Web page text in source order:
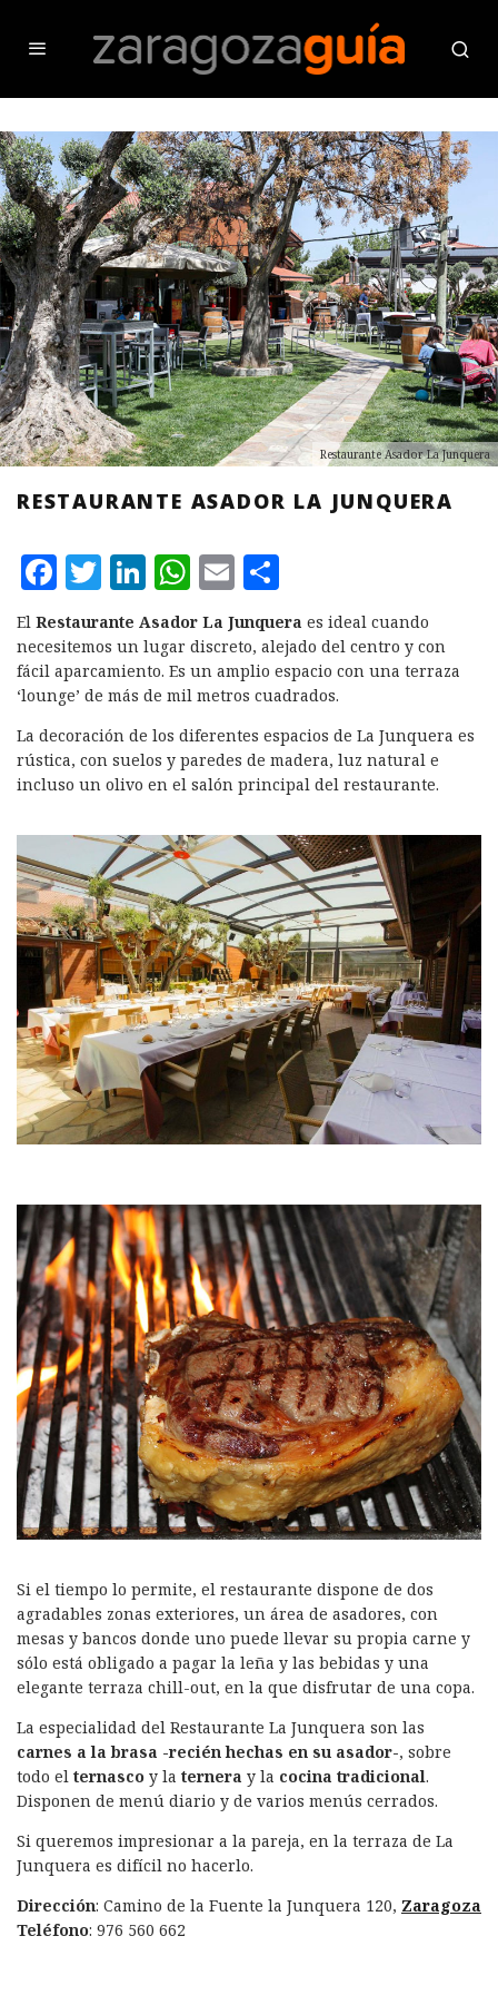
Restaurante Asador La Junquera
RESTAURANTE ASADOR LA JUNQUERA
F
a
c
e
b
o
o
T
w
it
te
r
L
i
n
k
e
d
I
W
h
at
s
A
p
p
E
m
ai
l
o
m
p
a
rt
ir
El Restaurante Asador La Junquera es ideal cuando
necesitemos un lugar discreto, alejado del centro y con
fácil aparcamiento. Es un amplio espacio con una terraza
‘lounge’ de más de mil metros cuadrados.
La decoración de los diferentes espacios de La Junquera es
rústica, con suelos y paredes de madera, luz natural e
incluso un olivo en el salón principal del restaurante.
Si el tiempo lo permite, el restaurante dispone de dos
agradables zonas exteriores, un área de asadores, con
mesas y bancos donde uno puede llevar su propia carne y
sólo está obligado a pagar la leña y las bebidas y una
elegante terraza chill-out, en la que disfrutar de una copa.
La especialidad del Restaurante La Junquera son las
carnes a la brasa -recién hechas en su asador-, sobre
todo el ternasco y la ternera y la cocina tradicional.
Disponen de menú diario y de varios menús cerrados.
Si queremos impresionar a la pareja, en la terraza de La
Junquera es difícil no hacerlo.
Dirección: Camino de la Fuente la Junquera 120, Zaragoza
Teléfono: 976 560 662